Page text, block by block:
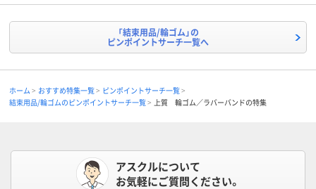
「結束用品/輪ゴム」の
ピンポイントサーチ一覧へ
ホーム おすすめ特集一覧
ピンポイントサーチ一覧
結束用品/輪ゴムのピンポイントサーチ一覧
上質 輪ゴム／ラバーバンドの特集
アスクルについて
お気軽にご質問ください。